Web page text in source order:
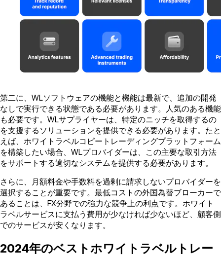
第二に、WLソフトウェアの機能と機能は最新で、追加の開発
なしで実行できる状態である必要があります。人気のある機能
も必要です。WLサプライヤーは、特定のニッチを取得するの
を支援するソリューションを提供できる必要があります。たと
えば、ホワイトラベルコピートレーディングプラットフォーム
を構築したい場合、WLプロバイダーは、この主要な取引方法
をサポートする適切なシステムを提供する必要があります。
さらに、月額料金や手数料を過剰に請求しないプロバイダーを
選択することが重要です。最低コストの外国為替ブローカーで
あることは、FX分野での強力な競争上の利点です。ホワイト
ラベルサービスに支払う費用が少なければ少ないほど、顧客側
でのサービスが安くなります。
2024年のベストホワイトラベルトレー